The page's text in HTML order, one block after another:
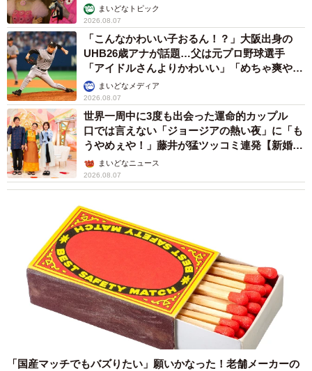
まいどなトピック
2026.08.07
「こんなかわいい子おるん！？」大阪出身の
UHB26歳アナが話題…父は元プロ野球選手
「アイドルさんよりかわいい」「めちゃ爽や
か」まいどなメディア
2026.08.07
世界一周中に3度も出会った運命的カップル
口では言えない「ジョージアの熱い夜」に「も
うやめぇや！」藤井が猛ツッコミ連発【新婚さ
ん】まいどなニュース
2026.08.07
「国産マッチでもバズりたい」願いかなった！老舗メーカーの